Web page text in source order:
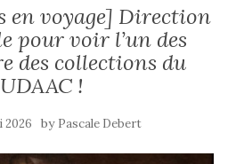
en voyage] Direction
pour voir l’un des
des collections du
!
2026 by Pascale Debert